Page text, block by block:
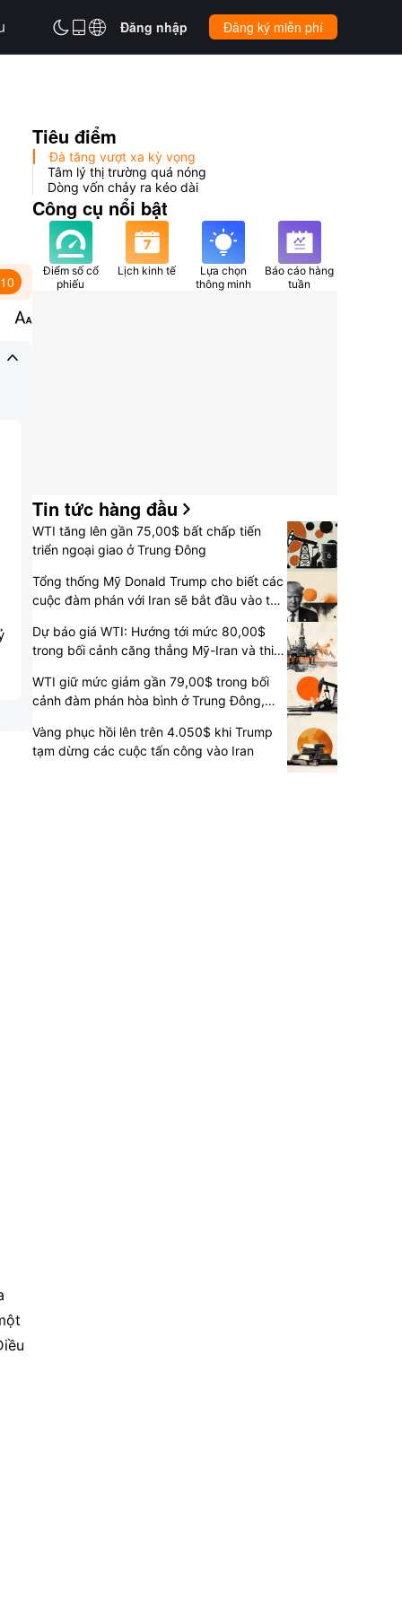
 Đăng nhập Đăng ký miễn phí


Tiêu điểm
Đà tăng vượt xa kỳ vọng
Tâm lý thị trường quá nóng
Dòng vốn chảy ra kéo dài
Công cụ nổi bật
Điểm số cổ
phiếu
Lịch kinh tế
Lựa chọn
thông minh
Báo cáo hàng
tuần
Tin tức hàng đầu
WTI tăng lên gần 75,00$ bất chấp tiến
triển ngoại giao ở Trung Đông
Tổng thống Mỹ Donald Trump cho biết các
cuộc đàm phán với Iran sẽ bắt đầu vào thứ
Dự báo giá WTI: Hướng tới mức 80,00$
trong bối cảnh căng thẳng Mỹ-Iran và thiết
WTI giữ mức giảm gần 79,00$ trong bối
cảnh đàm phán hòa bình ở Trung Đông,
Vàng phục hồi lên trên 4.050$ khi Trump
tạm dừng các cuộc tấn công vào Iran